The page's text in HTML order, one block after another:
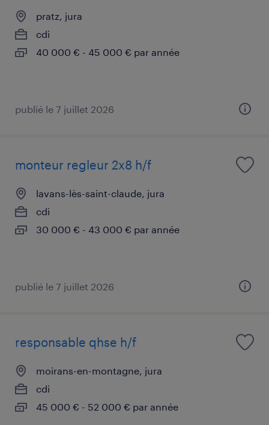
pratz, jura
cdi
40 000 € - 45 000 € par année
publié le 7 juillet 2026
monteur regleur 2x8 h/f
lavans-lès-saint-claude, jura
cdi
30 000 € - 43 000 € par année
publié le 7 juillet 2026
responsable qhse h/f
moirans-en-montagne, jura
cdi
45 000 € - 52 000 € par année